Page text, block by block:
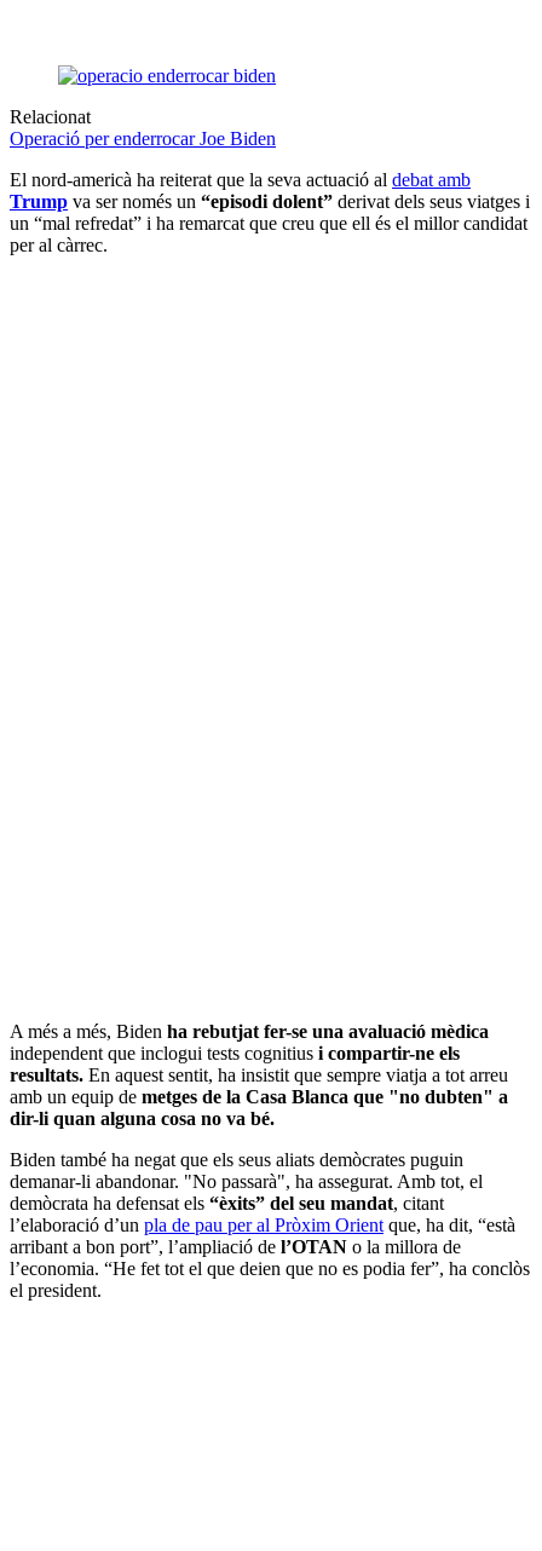
Relacionat
Operació per enderrocar Joe Biden
El nord-americà ha reiterat que la seva actuació al debat amb
Trump va ser només un “episodi dolent” derivat dels seus viatges i
un “mal refredat” i ha remarcat que creu que ell és el millor candidat
per al càrrec.
A més a més, Biden ha rebutjat fer-se una avaluació mèdica
independent que inclogui tests cognitius i compartir-ne els
resultats. En aquest sentit, ha insistit que sempre viatja a tot arreu
amb un equip de metges de la Casa Blanca que "no dubten" a
dir-li quan alguna cosa no va bé.
Biden també ha negat que els seus aliats demòcrates puguin
demanar-li abandonar. "No passarà", ha assegurat. Amb tot, el
demòcrata ha defensat els “èxits” del seu mandat, citant
l’elaboració d’un pla de pau per al Pròxim Orient que, ha dit, “està
arribant a bon port”, l’ampliació de l’OTAN o la millora de
l’economia. “He fet tot el que deien que no es podia fer”, ha conclòs
el president.